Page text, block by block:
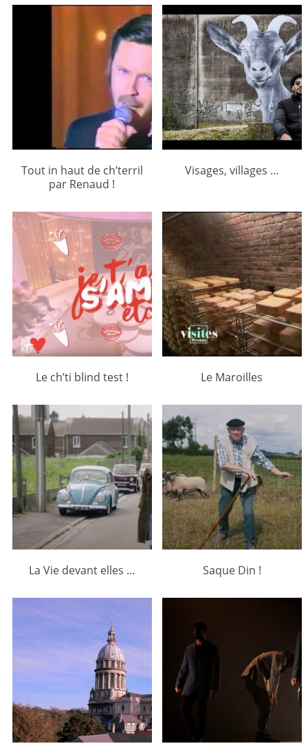
Tout in haut de ch’terril
par Renaud !
Visages, villages …
Le ch’ti blind test ! Le Maroilles
La Vie devant elles … Saque Din !